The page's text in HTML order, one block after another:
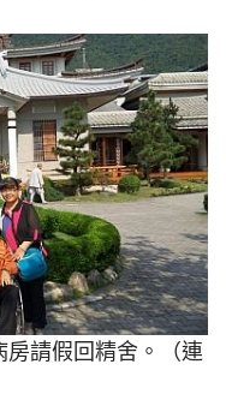
請假回精舍。（連